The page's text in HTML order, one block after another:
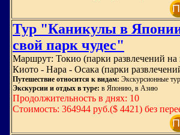
Тур "Каникулы в
свой парк чудес"
Маршрут: Токио (парки развлечений
Киото - Нара - Осака (парки
Путешествие относится к видам: Экскурсионные
Экскурсии и отдых в туре: в Японию, в Азию
Продолжительность в днях: 10
Стоимость: 364944 руб.($ 4421) без